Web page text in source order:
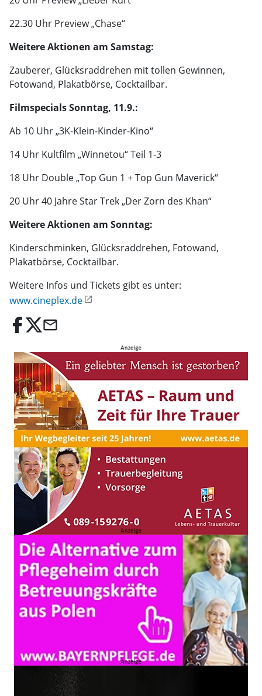
22.30 Uhr Preview „Chase“
Weitere Aktionen am Samstag:
Zauberer, Glücksraddrehen mit tollen Gewinnen,
Fotowand, Plakatbörse, Cocktailbar.
Filmspecials Sonntag, 11.9.:
Ab 10 Uhr „3K-Klein-Kinder-Kino“
14 Uhr Kultfilm „Winnetou“ Teil 1-3
18 Uhr Double „Top Gun 1 + Top Gun Maverick“
20 Uhr 40 Jahre Star Trek „Der Zorn des Khan“
Weitere Aktionen am Sonntag:
Kinderschminken, Glücksraddrehen, Fotowand,
Plakatbörse, Cocktailbar.
Weitere Infos und Tickets gibt es unter:
www.cineplex.de
email